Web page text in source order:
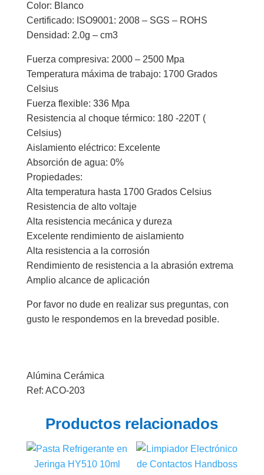
Color: Blanco
Certificado: ISO9001: 2008 – SGS – ROHS
Densidad: 2.0g – cm3
Fuerza compresiva: 2000 – 2500 Mpa
Temperatura máxima de trabajo: 1700 Grados
Celsius
Fuerza flexible: 336 Mpa
Resistencia al choque térmico: 180 -220T (
Celsius)
Aislamiento eléctrico: Excelente
Absorción de agua: 0%
Propiedades:
Alta temperatura hasta 1700 Grados Celsius
Resistencia de alto voltaje
Alta resistencia mecánica y dureza
Excelente rendimiento de aislamiento
Alta resistencia a la corrosión
Rendimiento de resistencia a la abrasión extrema
Amplio alcance de aplicación
Por favor no dude en realizar sus preguntas, con
gusto le respondemos en la brevedad posible.
Alúmina Cerámica
Ref: ACO-203
Productos relacionados